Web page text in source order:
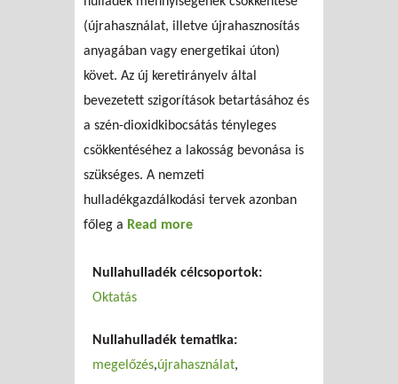
(újrahasználat, illetve újrahasznosítás
anyagában vagy energetikai úton)
követ. Az új keretirányelv által
bevezetett szigorítások betartásához és
a szén-dioxidkibocsátás tényleges
csökkentéséhez a lakosság bevonása is
szükséges. A nemzeti
hulladékgazdálkodási tervek azonban
főleg a Read more
tervek egy kanadai
Nullahulladék célcsoportok:
Oktatás
Nullahulladék tematika:
megelőzés újrahasználat